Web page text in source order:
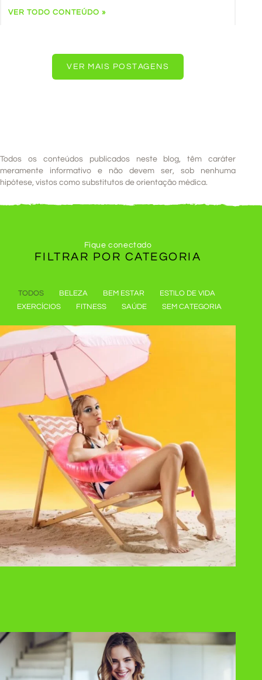
VER TODO CONTEÚDO »
VER MAIS POSTAGENS
Todos os conteúdos publicados neste blog, têm caráter
meramente informativo e não devem ser, sob nenhuma
hipótese, vistos como substitutos de orientação médica.
Fique conectado
FILTRAR POR CATEGORIA
TODOS BELEZA BEM ESTAR
ESTILO DE VIDA
EXERCÍCIOS
FITNESS SAÚDE SEM CATEGORIA